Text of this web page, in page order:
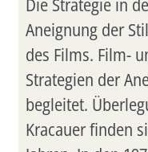
Die Strategie in
Aneignung der
des Films. Film-
Strategien der
begleitet.
Kracauer finden